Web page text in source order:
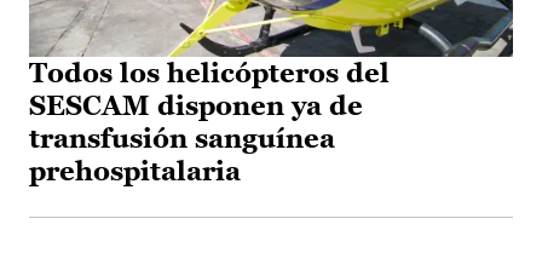
Todos los helicópteros del
SESCAM disponen ya de
transfusión sanguínea
prehospitalaria